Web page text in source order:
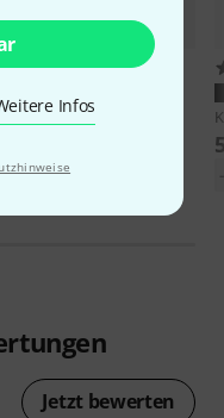
Infos
43
Antistat Generation II
Jetzt bewerten